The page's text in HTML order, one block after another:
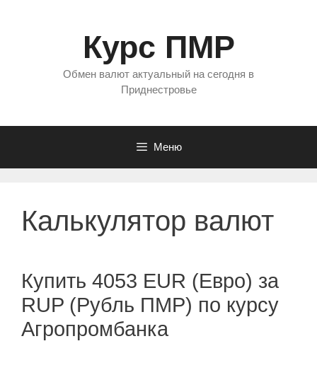
Курс ПМР
Обмен валют актуальный на сегодня в
Приднестровье
Меню
Калькулятор валют
Купить 4053 EUR (Евро) за
RUP (Рубль ПМР) по курсу
Агропромбанка